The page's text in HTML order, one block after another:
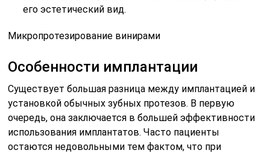
его эстетический вид.
Микропротезирование винирами
Особенности имплантации
Существует большая разница между имплантацией и
установкой обычных зубных протезов. В первую
очередь, она заключается в большей эффективности
использования имплантатов. Часто пациенты
остаются недовольными тем фактом, что при